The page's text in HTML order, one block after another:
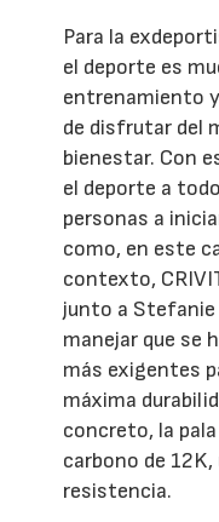
Para la
el deporte es
entrenamiento
de disfrutar del
bienestar. Con
el deporte a
personas a
como, en este
contexto,
junto a Stefanie
manejar que se
más exigentes
máxima
concreto, la
carbono de
resistencia.